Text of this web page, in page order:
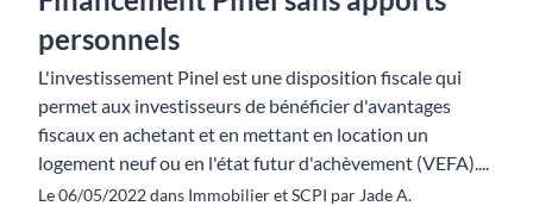
personnels
L'investissement Pinel est une disposition fiscale qui
permet aux investisseurs de bénéficier d'avantages
fiscaux en achetant et en mettant en location un
logement neuf ou en l'état futur d'achèvement (VEFA)....
Le 06/05/2022 dans Immobilier et SCPI par Jade A.